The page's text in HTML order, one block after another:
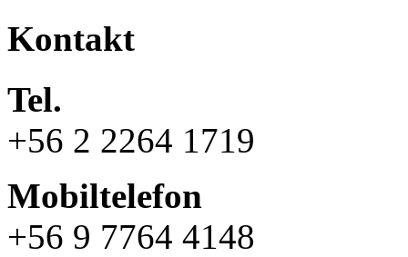
Kontakt
Tel.
+56 2 2264 1719
Mobiltelefon
+56 9 7764 4148